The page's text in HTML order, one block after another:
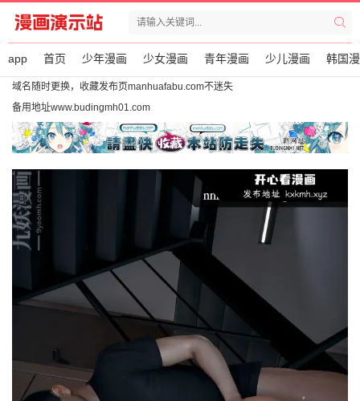
app 首页 少年漫画 少女漫画 青年漫画 少儿漫画 韩国
域名随时更换，收藏发布页manhuafabu.com不迷失
备用地址www.budingmh01.com